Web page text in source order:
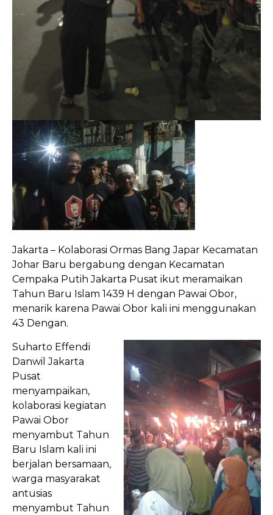
Jakarta – Kolaborasi Ormas Bang Japar Kecamatan
Johar Baru bergabung dengan Kecamatan
Cempaka Putih Jakarta Pusat ikut meramaikan
Tahun Baru Islam 1439 H dengan Pawai Obor,
menarik karena Pawai Obor kali ini menggunakan
43 Dengan.
Suharto Effendi
Danwil Jakarta
Pusat
menyampaikan,
kolaborasi kegiatan
Pawai Obor
menyambut Tahun
Baru Islam kali ini
berjalan bersamaan,
warga masyarakat
antusias
menyambut Tahun